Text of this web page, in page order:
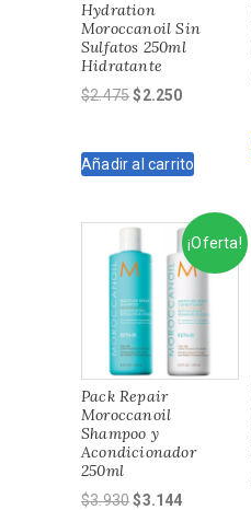
Hydration
Moroccanoil Sin
Sulfatos 250ml
Hidratante
$2.475El
era:
$2.250El
es:
Añadir al carrito
¡Oferta!
Pack Repair
Moroccanoil
Shampoo y
Acondicionador
250ml
$3.930El
$3.144El